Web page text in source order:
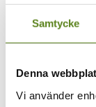
Samtycke
Denna
Vi använder
Aktuellt
Filmgalleri
TellUs
Kontakt
Våra resurser
För
För